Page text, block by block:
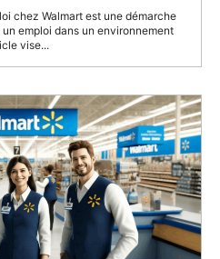
chez Walmart est une démarche
emploi dans un environnement
vise...